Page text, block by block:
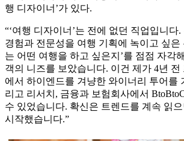
행 디자이너’가 있다.
“‘여행 디자이너’는 전에 없던 직업입니다
경험과 전문성을 여행 기획에 녹이고 싶은
는 어떤 여행을 하고 싶은지’를 점점 자각
객의 니즈를 보았습니다. 이건 제가 4년
에서 하이엔드를 겨냥한 와이너리 투어를
리고 리서치, 금융과 보험회사에서
수 있었습니다. 확신은 트렌드를 계속 읽으
시작했습니다.”